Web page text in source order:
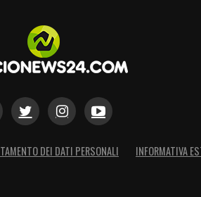
DEI DATI PERSONALI INFORMATIVA